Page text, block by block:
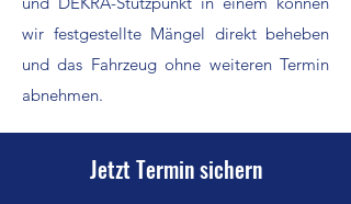
wir festgestellte Mängel direkt beheben
und das Fahrzeug ohne weiteren Termin
abnehmen.
Jetzt Termin sichern